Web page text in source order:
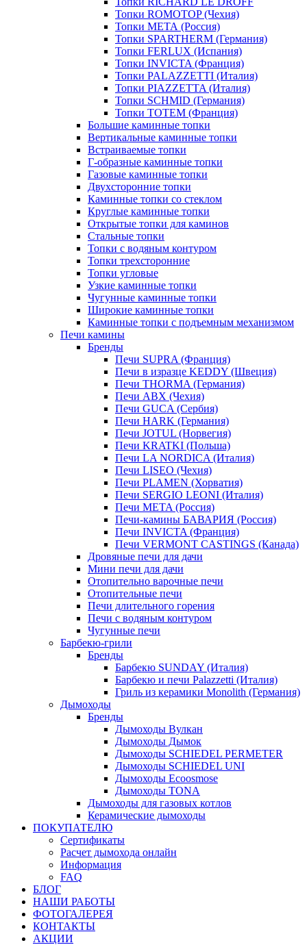
Топки ROMOTOP (Чехия)
Топки МЕТА (Россия)
Топки SPARTHERM (Германия)
Топки FERLUX (Испания)
Топки INVICTA (Франция)
Топки PALAZZETTI (Италия)
Топки PIAZZETTA (Италия)
Топки SCHMID (Германия)
Топки TOTEM (Франция)
Большие каминные топки
Вертикальные каминные топки
Встраиваемые топки
Г-образные каминные топки
Газовые каминные топки
Двухсторонние топки
Каминные топки со стеклом
Круглые каминные топки
Открытые топки для каминов
Стальные топки
Топки с водяным контуром
Топки трехсторонние
Топки угловые
Узкие каминные топки
Чугунные каминные топки
Широкие каминные топки
Каминные топки с подъемным механизмом
Печи камины
Бренды
Печи SUPRA (Франция)
Печи в изразце KEDDY (Швеция)
Печи THORMA (Германия)
Печи ABX (Чехия)
Печи GUCA (Сербия)
Печи HARK (Германия)
Печи JOTUL (Норвегия)
Печи KRATKI (Польша)
Печи LA NORDICA (Италия)
Печи LISEO (Чехия)
Печи PLAMEN (Хорватия)
Печи SERGIO LEONI (Италия)
Печи META (Россия)
Печи-камины БАВАРИЯ (Россия)
Печи INVICTA (Франция)
Печи VERMONT CASTINGS (Канада)
Дровяные печи для дачи
Мини печи для дачи
Отопительно варочные печи
Отопительные печи
Печи длительного горения
Печи с водяным контуром
Чугунные печи
Барбекю-грили
Бренды
Барбекю SUNDAY (Италия)
Барбекю и печи Palazzetti (Италия)
Гриль из керамики Monolith (Германия)
Дымоходы
Бренды
Дымоходы Вулкан
Дымоходы Дымок
Дымоходы SCHIEDEL PERMETER
Дымоходы SCHIEDEL UNI
Дымоходы Ecoosmose
Дымоходы TONA
Дымоходы для газовых котлов
Керамические дымоходы
ПОКУПАТЕЛЮ
Сертификаты
Расчет дымохода онлайн
Информация
FAQ
БЛОГ
НАШИ РАБОТЫ
ФОТОГАЛЕРЕЯ
КОНТАКТЫ
АКЦИИ